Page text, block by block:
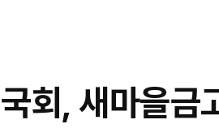
국회, 새마을금